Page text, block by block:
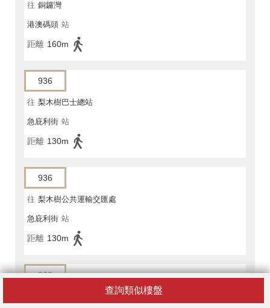
查詢類似樓盤
往 銅鑼灣
港澳碼頭 站
距離 160m
936
往 梨木樹巴士總站
急庇利街 站
距離 130m
936
往 梨木樹公共運輸交匯處
急庇利街 站
距離 130m
960